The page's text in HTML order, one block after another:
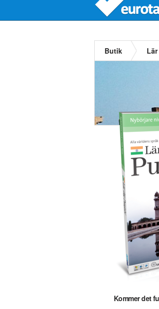
Butik
Kommer det